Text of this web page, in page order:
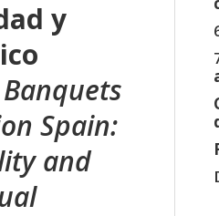
y
Spain:
and